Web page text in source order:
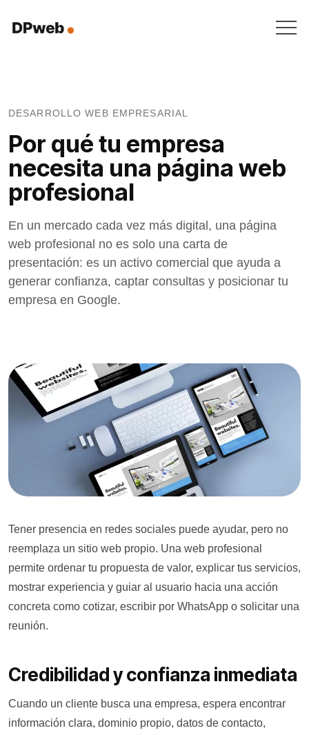
DESARROLLO WEB EMPRESARIAL
Por qué tu empresa
necesita una página web
profesional
En un mercado cada vez más digital, una página
web profesional no es solo una carta de
presentación: es un activo comercial que ayuda a
generar confianza, captar consultas y posicionar tu
empresa en Google.
Tener presencia en redes sociales puede ayudar, pero no
reemplaza un sitio web propio. Una web profesional
permite ordenar tu propuesta de valor, explicar tus servicios,
mostrar experiencia y guiar al usuario hacia una acción
concreta como cotizar, escribir por WhatsApp o solicitar una
reunión.
Credibilidad y confianza inmediata
Cuando un cliente busca una empresa, espera encontrar
información clara, dominio propio, datos de contacto,